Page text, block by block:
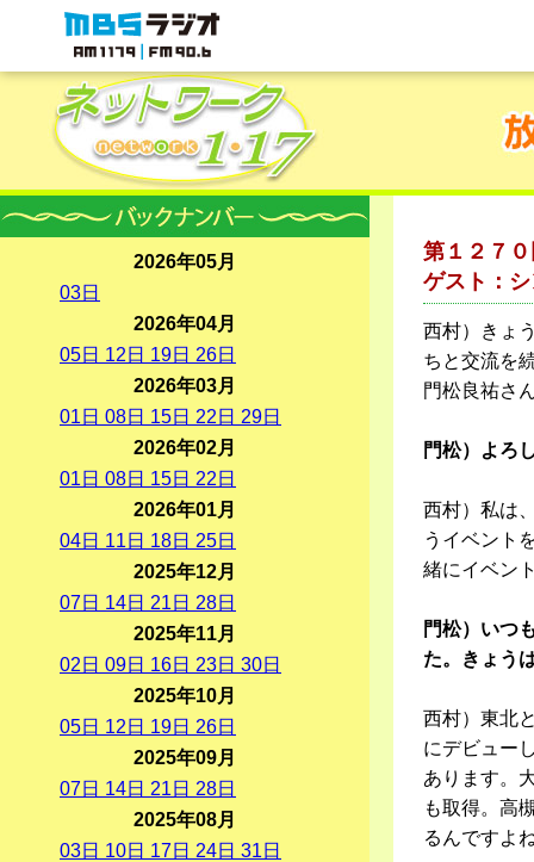
MBSラジオ 1179|FM90.6
第１２７
ゲスト：
西村）きょ
ちと交流を
門松良祐さ
門松）よろ
西村）私は
うイベント
緒にイベン
門松）いつ
た。きょう
西村）東北
にデビュー
あります。
も取得。高
るんですよ
2026年05月
03日
2026年04月
05日 12 日 19日 26日
2026年03月
01 日 08日 15日 22 日 29日
2026年02月
01 日 08日 15日 22 日
2026年01月
04日 11 日 18日 25日
2025年12月
07日 14日 21 日 28日
2025年11月
02 日 09日 16日 23日 30日
2025年10月
05日 12 日 19日 26日
2025年09月
07日 14日 21 日 28日
2025年08月
03日 10日 17日 24日 31 日